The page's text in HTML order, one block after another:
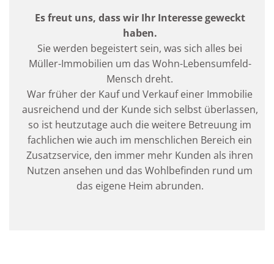
Es freut uns, dass wir Ihr Interesse geweckt
haben.
Sie werden begeistert sein, was sich alles bei
Müller-Immobilien um das Wohn-Lebensumfeld-
Mensch dreht.
War früher der Kauf und Verkauf einer Immobilie
ausreichend und der Kunde sich selbst überlassen,
so ist heutzutage auch die weitere Betreuung im
fachlichen wie auch im menschlichen Bereich ein
Zusatzservice, den immer mehr Kunden als ihren
Nutzen ansehen und das Wohlbefinden rund um
das eigene Heim abrunden.